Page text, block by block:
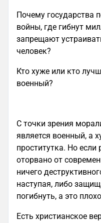
Почему государства
войны, где гибнут
запрещают
человек?
Кто хуже или кто
военный?
С точки зрения
является военный, а
проститутка. Но
оторвано от
ничего
наступая, либо
погибнуть, а это
Есть христианское